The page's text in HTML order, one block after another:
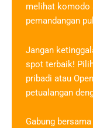
melihat komodo
pemandangan
Jangan
spot terbaik!
pribadi atau
petualangan
Gabung